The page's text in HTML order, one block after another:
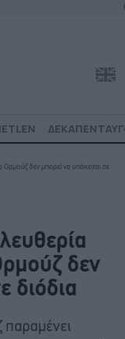
Ορμούζ δεν μπορεί να υπόκειται σε
δεν
διόδια
παραμένει